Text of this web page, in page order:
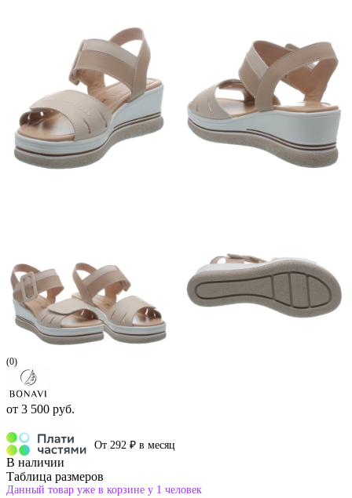
(0)
от 3 500 руб.
От 292 ₽ в месяц
В наличии
Таблица размеров
Данный товар уже в корзине у 1 человек